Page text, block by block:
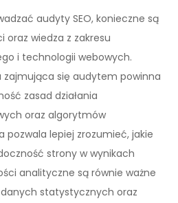
audyty SEO, konieczne są
wiedza z zakresu
i technologii webowych.
zajmująca się audytem powinna
zasad działania
oraz algorytmów
pozwala lepiej zrozumieć, jakie
strony w wynikach
analityczne są równie ważne
statystycznych oraz